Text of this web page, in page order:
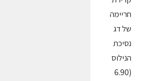
חריימה
של דג
נסיכת
הנילוס
(6.90